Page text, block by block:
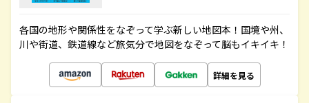
各国の地形や関係性をなぞって学ぶ新しい地図本！国境や州、
川や街道、鉄道線など旅気分で地図をなぞって脳もイキイキ！
詳細を見る